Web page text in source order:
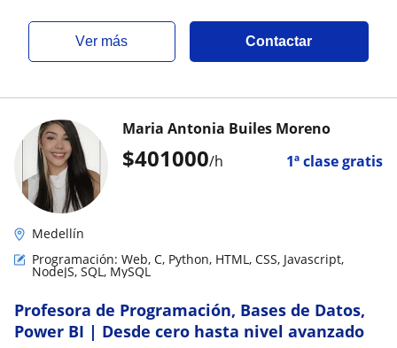
ver más Contactar
$401000/h 1ª clase gratis
Maria Antonia Builes Moreno
Medellín
Programación: Web, C, Python, HTML, CSS, Javascript,
NodeJS, SQL, MySQL
Profesora de Programación, Bases de Datos,
Power BI | Desde cero hasta nivel avanzado